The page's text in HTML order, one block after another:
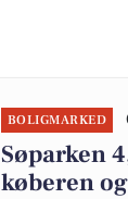
BOLIGMARKED
Søparken
køberen